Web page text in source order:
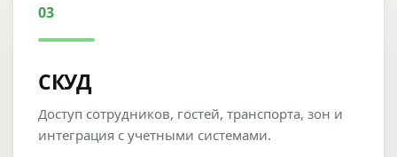
03
СКУД
Доступ сотрудников, гостей, транспорта, зон и
интеграция с учетными системами.